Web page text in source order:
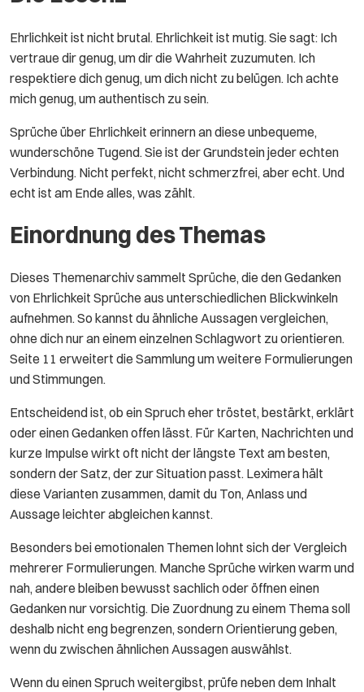
Ehrlichkeit ist nicht brutal. Ehrlichkeit ist mutig. Sie sagt: Ich
vertraue dir genug, um dir die Wahrheit zuzumuten. Ich
respektiere dich genug, um dich nicht zu belügen. Ich achte
mich genug, um authentisch zu sein.
Sprüche über Ehrlichkeit erinnern an diese unbequeme,
wunderschöne Tugend. Sie ist der Grundstein jeder echten
Verbindung. Nicht perfekt, nicht schmerzfrei, aber echt. Und
echt ist am Ende alles, was zählt.
Einordnung des Themas
Dieses Themenarchiv sammelt Sprüche, die den Gedanken
von Ehrlichkeit Sprüche aus unterschiedlichen Blickwinkeln
aufnehmen. So kannst du ähnliche Aussagen vergleichen,
ohne dich nur an einem einzelnen Schlagwort zu orientieren.
Seite 11 erweitert die Sammlung um weitere Formulierungen
und Stimmungen.
Entscheidend ist, ob ein Spruch eher tröstet, bestärkt, erklärt
oder einen Gedanken offen lässt. Für Karten, Nachrichten und
kurze Impulse wirkt oft nicht der längste Text am besten,
sondern der Satz, der zur Situation passt. Leximera hält
diese Varianten zusammen, damit du Ton, Anlass und
Aussage leichter abgleichen kannst.
Besonders bei emotionalen Themen lohnt sich der Vergleich
mehrerer Formulierungen. Manche Sprüche wirken warm und
nah, andere bleiben bewusst sachlich oder öffnen einen
Gedanken nur vorsichtig. Die Zuordnung zu einem Thema soll
deshalb nicht eng begrenzen, sondern Orientierung geben,
wenn du zwischen ähnlichen Aussagen auswählst.
Wenn du einen Spruch weitergibst, prüfe neben dem Inhalt